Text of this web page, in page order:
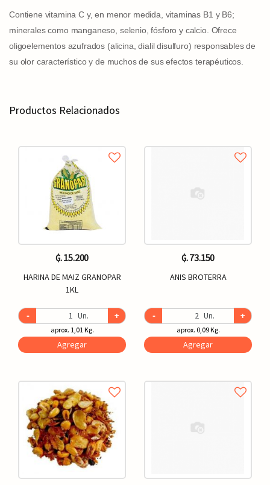
Contiene vitamina C y, en menor medida, vitaminas B1 y B6;
minerales como manganeso, selenio, fósforo y calcio. Ofrece
oligoelementos azufrados (alicina, dialil disulfuro) responsables de
su olor característico y de muchos de sus efectos terapéuticos.
Productos Relacionados
₲. 15.200
HARINA DE MAIZ GRANOPAR
1KL
- Un. +
aprox. 1,01 Kg.
Agregar
₲. 73.150
ANIS BROTERRA
- Un. +
aprox. 0,09 Kg.
Agregar